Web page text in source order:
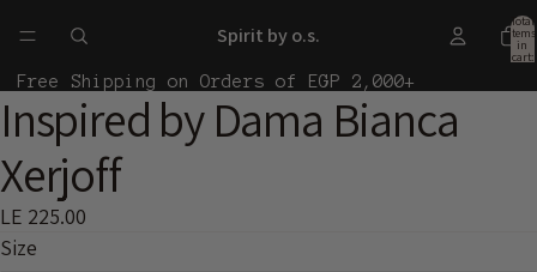
Spirit by o.s.
Total
items
in
cart:
Free Shipping on Orders of EGP 2,000+
Open
image
in
full
screen
Open
image
in
full
screen
Inspired by Dama Bianca
Xerjoff
LE 225.00
Size